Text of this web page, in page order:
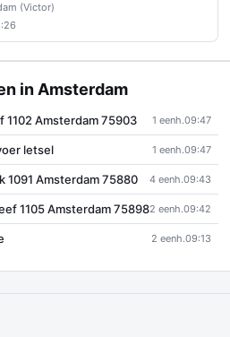
(Victor)
in Amsterdam
1102 Amsterdam 75903 1 eenh.09:47
letsel 1 eenh.09:47
1091 Amsterdam 75880 4 eenh.09:43
1105 Amsterdam 758982 eenh.09:42
2 eenh.09:13